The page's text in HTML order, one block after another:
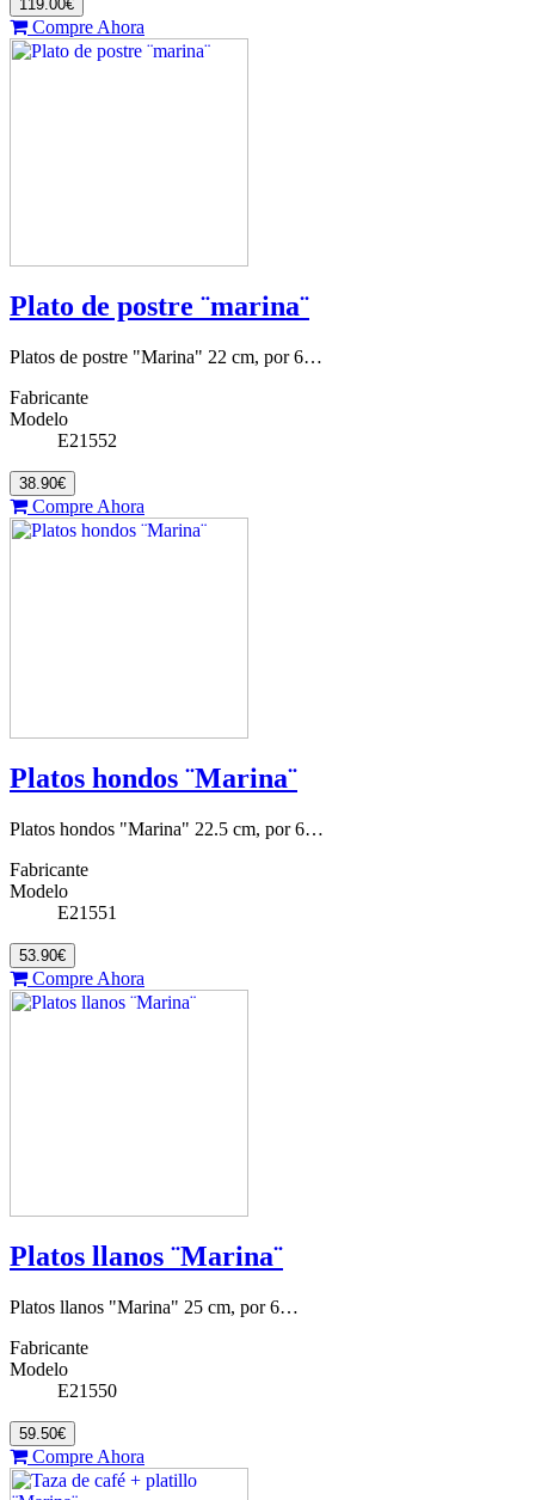
119.00€
Compre Ahora
Plato de postre ¨marina¨
Platos de postre "Marina" 22 cm, por 6…
Fabricante
Modelo
E21552
38.90€
Compre Ahora
Platos hondos ¨Marina¨
Platos hondos "Marina" 22.5 cm, por 6…
Fabricante
Modelo
E21551
53.90€
Compre Ahora
Platos llanos ¨Marina¨
Platos llanos "Marina" 25 cm, por 6…
Fabricante
Modelo
E21550
59.50€
Compre Ahora